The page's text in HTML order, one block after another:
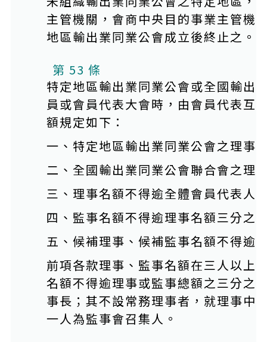
主管機關，會商中央目的事業主管機
地區輸出業同業公會成立後終止之。
第 53 條
特定地區輸出業同業公會或全國輸出
員或會員代表大會時，由會員代表互
額規定如下：
一、特定地區輸出業同業公會之理事
二、全國輸出業同業公會聯合會之理
三、理事名額不得逾全體會員代表人
四、監事名額不得逾理事名額三分之
五、候補理事、候補監事名額不得逾
前項各款理事、監事名額在三人以上
名額不得逾理事或監事總額之三分之
事長；其不設常務理事者，就理事中
一人為監事會召集人。